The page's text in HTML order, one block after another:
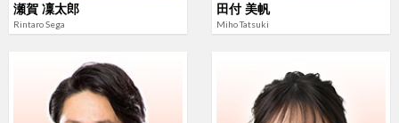
瀬賀 凜太郎
Rintaro Sega
田付 美帆
Miho Tatsuki